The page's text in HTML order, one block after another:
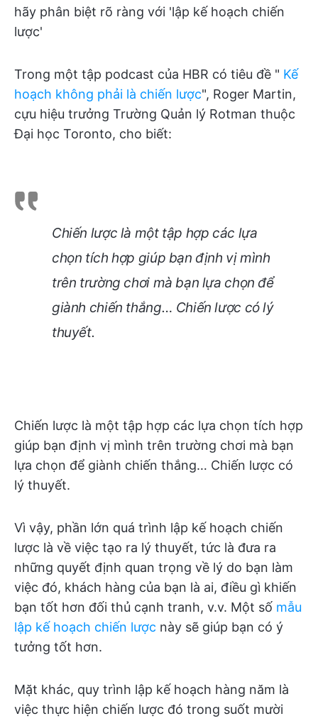
hãy phân biệt rõ ràng với 'lập kế hoạch chiến
lược'
Trong một tập podcast của HBR có tiêu đề " Kế
hoạch không phải là chiến lược", Roger Martin,
cựu hiệu trưởng Trường Quản lý Rotman thuộc
Đại học Toronto, cho biết:
Chiến lược là một tập hợp các lựa
chọn tích hợp giúp bạn định vị mình
trên trường chơi mà bạn lựa chọn để
giành chiến thắng… Chiến lược có lý
thuyết.
Chiến lược là một tập hợp các lựa chọn tích hợp
giúp bạn định vị mình trên trường chơi mà bạn
lựa chọn để giành chiến thắng… Chiến lược có
lý thuyết.
Vì vậy, phần lớn quá trình lập kế hoạch chiến
lược là về việc tạo ra lý thuyết, tức là đưa ra
những quyết định quan trọng về lý do bạn làm
việc đó, khách hàng của bạn là ai, điều gì khiến
bạn tốt hơn đối thủ cạnh tranh, v.v. Một số mẫu
lập kế hoạch chiến lược này sẽ giúp bạn có ý
tưởng tốt hơn.
Mặt khác, quy trình lập kế hoạch hàng năm là
việc thực hiện chiến lược đó trong suốt mười